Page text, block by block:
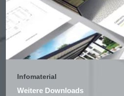
Infomaterial
Weitere Downloads